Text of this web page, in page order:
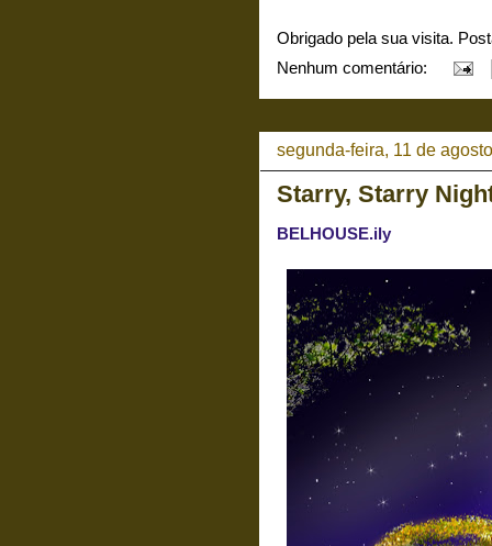
Obrigado pela sua visita.
Nenhum comentário:
segunda-feira, 11 de
Starry, Starry
BELHOUSE.ily